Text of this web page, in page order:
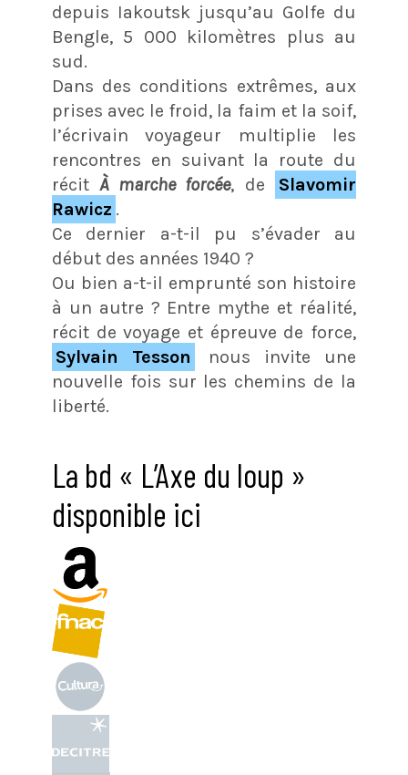
depuis Iakoutsk jusqu’au Golfe du
Bengle, 5 000 kilomètres plus au
sud.
Dans des conditions extrêmes, aux
prises avec le froid, la faim et la soif,
l’écrivain voyageur multiplie les
rencontres en suivant la route du
récitÀ marche forcée, de
Slavomir
Rawicz .
Ce dernier a-t-il pu s’évader au
début des années 1940 ?
Ou bien a-t-il emprunté son histoire
à un autre ? Entre mythe et réalité,
récit de voyage et épreuve de force,
Sylvain Tesson
nous invite une
nouvelle fois sur les chemins de la
liberté.
La bd « L’Axe du loup »
disponible ici